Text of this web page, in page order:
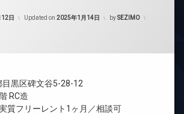
日 Updated on 2025年1月14日 bySEZIMO
黒区碑文谷5-28-12
RC造
質フリーレント1ヶ月／相談可